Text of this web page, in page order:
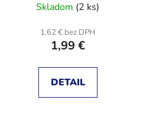
Skladom (2 ks)
1,62 € bez DPH
1,99 €
DETAIL